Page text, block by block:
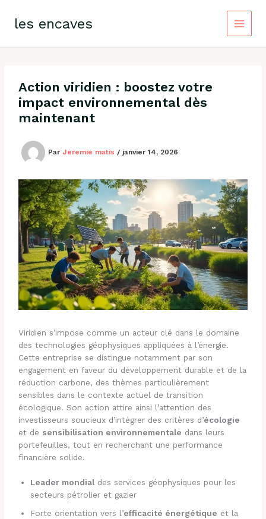
contenules encaves
Action viridien : boostez votre
impact environnemental dès
maintenant
Par Jeremie matis / janvier 14, 2026
Viridien s’impose comme un acteur clé dans le domaine
des technologies géophysiques appliquées à l’énergie.
Cette entreprise se distingue notamment par son
engagement en faveur du développement durable et de la
réduction carbone, des thèmes particulièrement
sensibles dans le contexte actuel de transition
écologique. Son action attire ainsi l’attention des
investisseurs soucieux d’intégrer des critères d’écologie
et de sensibilisation environnementale dans leurs
portefeuilles, tout en recherchant une performance
financière solide.
Leader mondial des services géophysiques pour les
secteurs pétrolier et gazier
Forte orientation vers l’efficacité énergétique et la